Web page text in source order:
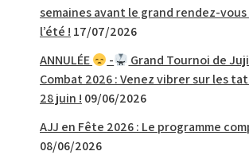
semaines avant le grand rendez-vous
l’été ! 17/07/2026
ANNULÉE
-
Grand Tournoi de
Combat 2026 : Venez vibrer sur les
28 juin ! 09/06/2026
AJJ en Fête 2026 : Le programme
08/06/2026